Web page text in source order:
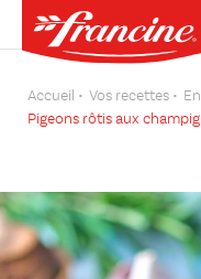
Accueil Vos recettes
Pigeons rôtis aux